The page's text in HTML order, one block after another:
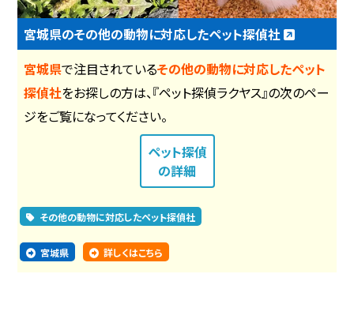
宮城県のその他の動物に対応したペット探偵社
宮城県で注目されているその他の動物に対応したペット
探偵社をお探しの方は、『ペット探偵ラクヤス』の次のペー
ジをご覧になってください。
ペット探偵
の詳細
その他の動物に対応したペット探偵社
宮城県 詳しくはこちら